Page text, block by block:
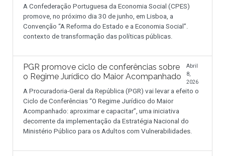
A Confederação Portuguesa da Economia Social (CPES)
promove, no próximo dia 30 de junho, em Lisboa, a
Convenção “A Reforma do Estado e a Economia Social”.
contexto de transformação das políticas públicas.
PGR promove ciclo de conferências sobre
o Regime Jurídico do Maior Acompanhado
Abril
8,
2026
A Procuradoria-Geral da República (PGR) vai levar a efeito o
Ciclo de Conferências “O Regime Jurídico do Maior
Acompanhado: aproximar e capacitar”, uma iniciativa
decorrente da implementação da Estratégia Nacional do
Ministério Público para os Adultos com Vulnerabilidades.